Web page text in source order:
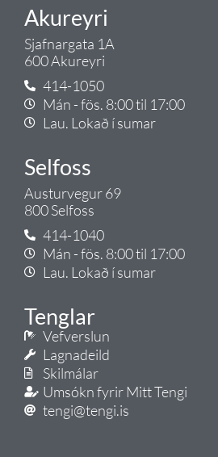
Akureyri
Sjafnargata 1A
600 Akureyri
414-1050
Mán - fös. 8:00 til 17:00
Lau. Lokað í sumar
Selfoss
Austurvegur 69
800 Selfoss
414-1040
Mán - fös. 8:00 til 17:00
Lau. Lokað í sumar
Tenglar
Vefverslun
Lagnadeild
Skilmálar
Umsókn fyrir Mitt Tengi
tengi@tengi.is